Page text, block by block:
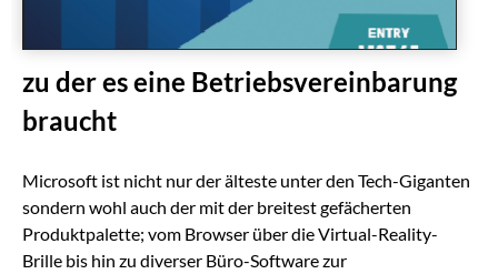
zu der es eine Betriebsvereinbarung
braucht
Microsoft ist nicht nur der älteste unter den Tech-Giganten
sondern wohl auch der mit der breitest gefächerten
Produktpalette; vom Browser über die Virtual-Reality-
Brille bis hin zu diverser Büro-Software zur